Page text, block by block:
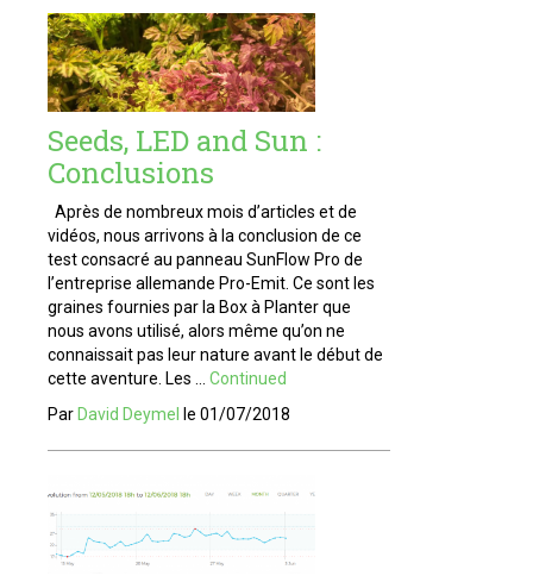
Seeds, LED and Sun :
Conclusions
Après de nombreux mois d’articles et de
vidéos, nous arrivons à la conclusion de ce
test consacré au panneau SunFlow Pro de
l’entreprise allemande Pro-Emit. Ce sont les
graines fournies par la Box à Planter que
nous avons utilisé, alors même qu’on ne
connaissait pas leur nature avant le début de
cette aventure. Les … Continued
Par David Deymel le 01/07/2018